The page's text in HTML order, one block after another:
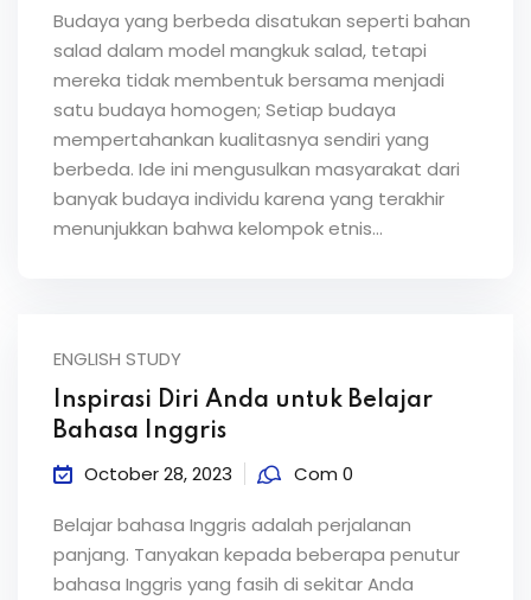
Budaya yang berbeda disatukan seperti bahan
salad dalam model mangkuk salad, tetapi
mereka tidak membentuk bersama menjadi
satu budaya homogen; Setiap budaya
mempertahankan kualitasnya sendiri yang
berbeda. Ide ini mengusulkan masyarakat dari
banyak budaya individu karena yang terakhir
menunjukkan bahwa kelompok etnis...
ENGLISH STUDY
Inspirasi Diri Anda untuk Belajar
Bahasa Inggris
October 28, 2023 Com 0
Belajar bahasa Inggris adalah perjalanan
panjang. Tanyakan kepada beberapa penutur
bahasa Inggris yang fasih di sekitar Anda